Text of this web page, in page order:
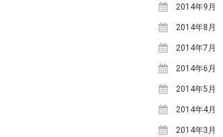
2014年9月
2014年8月
2014年7月
2014年6月
2014年5月
2014年4月
2014年3月